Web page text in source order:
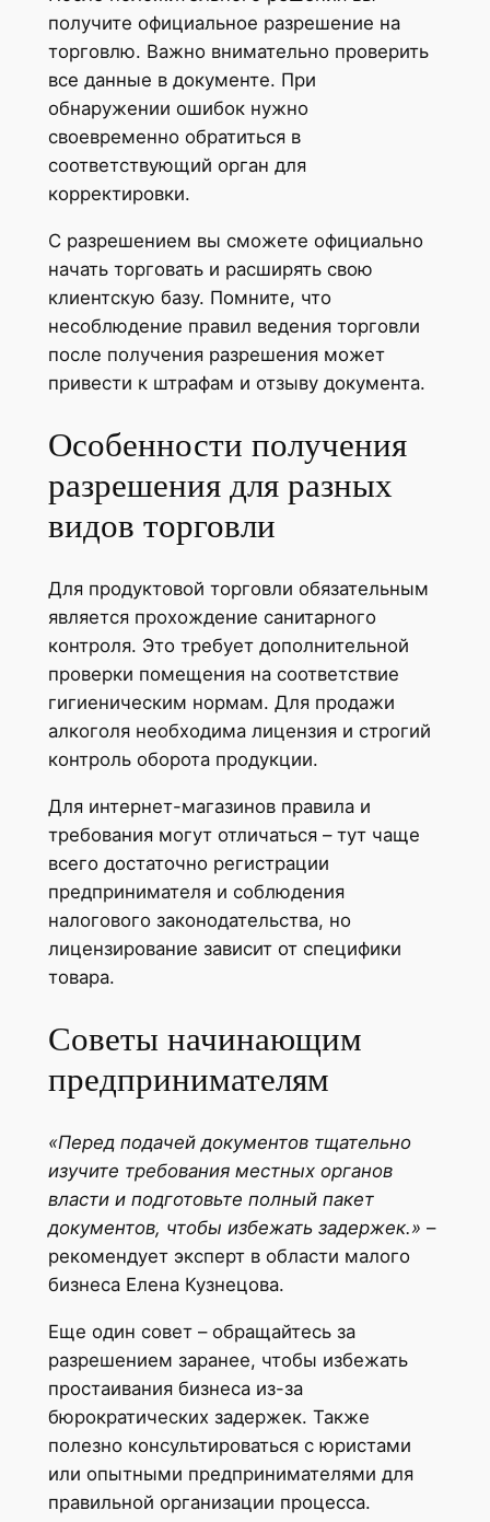
получите официальное разрешение на
торговлю. Важно внимательно проверить
все данные в документе. При
обнаружении ошибок нужно
своевременно обратиться в
соответствующий орган для
корректировки.
С разрешением вы сможете официально
начать торговать и расширять свою
клиентскую базу. Помните, что
несоблюдение правил ведения торговли
после получения разрешения может
привести к штрафам и отзыву документа.
Особенности получения
разрешения для разных
видов торговли
Для продуктовой торговли обязательным
является прохождение санитарного
контроля. Это требует дополнительной
проверки помещения на соответствие
гигиеническим нормам. Для продажи
алкоголя необходима лицензия и строгий
контроль оборота продукции.
Для интернет-магазинов правила и
требования могут отличаться – тут чаще
всего достаточно регистрации
предпринимателя и соблюдения
налогового законодательства, но
лицензирование зависит от специфики
товара.
Советы начинающим
предпринимателям
«Перед подачей документов тщательно
изучите требования местных органов
власти и подготовьте полный пакет
документов, чтобы избежать задержек.» –
рекомендует эксперт в области малого
бизнеса Елена Кузнецова.
Еще один совет – обращайтесь за
разрешением заранее, чтобы избежать
простаивания бизнеса из-за
бюрократических задержек. Также
полезно консультироваться с юристами
или опытными предпринимателями для
правильной организации процесса.